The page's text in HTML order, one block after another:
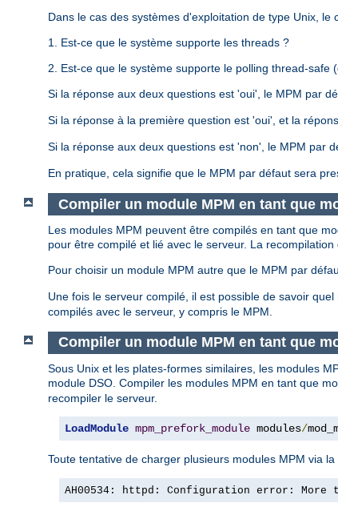
Dans le cas des systèmes d'exploitation de type Unix,
1. Est-ce que le système supporte les threads ?
2. Est-ce que le système supporte le polling thread-
Si la réponse aux deux questions est 'oui', le MPM par
Si la réponse à la première question est 'oui', et la
Si la réponse aux deux questions est 'non', le MPM par
En pratique, cela signifie que le MPM par défaut sera
Compiler un module MPM en tant que
Les modules MPM peuvent être compilés en tant que
pour être compilé et lié avec le serveur. La
Pour choisir un module MPM autre que le MPM par
Une fois le serveur compilé, il est possible de savoir
compilés avec le serveur, y compris le MPM.
Compiler un module MPM en tant que
Sous Unix et les plates-formes similaires, les modules
module DSO. Compiler les modules MPM en tant que
recompiler le serveur.
LoadModule mpm_prefork_module modules/
Toute tentative de charger plusieurs modules MPM via la
AH00534: httpd: Configuration error: More